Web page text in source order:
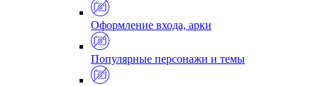
Оформление входа, арки
Популярные персонажи и темы